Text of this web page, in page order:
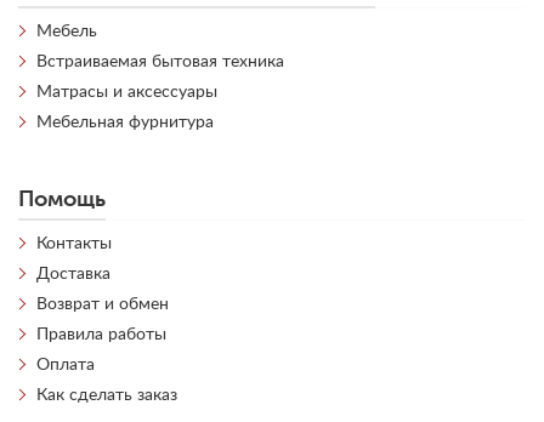
Мебель
Встраиваемая бытовая техника
Матрасы и аксессуары
Мебельная фурнитура
Помощь
Контакты
Доставка
Возврат и обмен
Правила работы
Оплата
Как сделать заказ